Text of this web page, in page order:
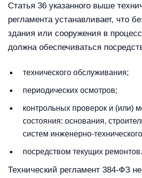
Статья 36 указанного выше
регламента устанавливает, что
здания или сооружения в
должна обеспечиваться
технического обслуживания;
периодических осмотров;
контрольных проверок и (или)
состояния: основания,
систем инженерно-
посредством текущих ремонтов.
Технический регламент 384-ФЗ